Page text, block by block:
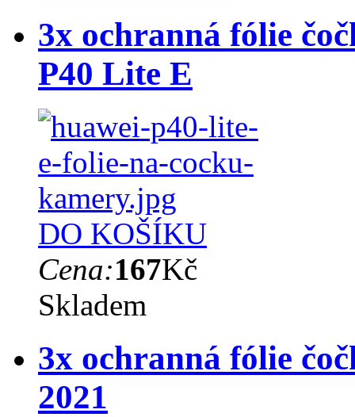
3x ochranná fólie
P40 Lite E
DO KOŠÍKU
Cena:167Kč
Skladem
3x ochranná fólie
2021